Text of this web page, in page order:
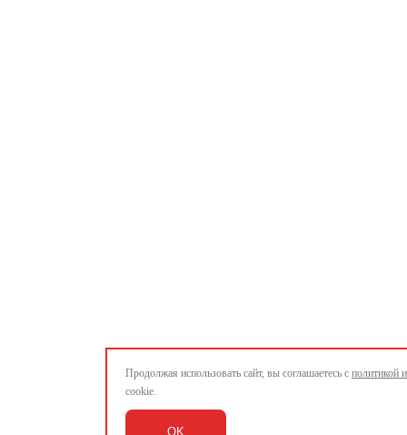
Продолжая использовать сайт, вы соглашаетесь с политикой
cookie.
OK